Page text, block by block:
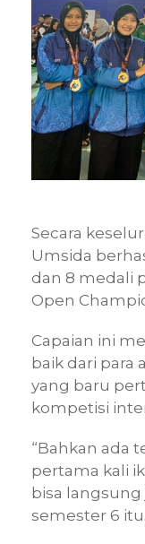
Secara
Umsida
dan 8 medali
Open
Capaian ini
baik dari para
yang baru
kompetisi
“Bahkan ada
pertama kali
bisa langsung
semester 6 itu.